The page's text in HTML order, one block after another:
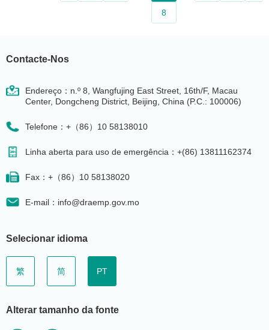
8
Contacte-Nos
Endereço：n.º 8, Wangfujing East Street, 16th/F, Macau
Center, Dongcheng District, Beijing, China (P.C.: 100006)
Telefone：+（86）10 58138010
Linha aberta para uso de emergência：+(86) 13811162374
Fax：+（86）10 58138020
E-mail：info@draemp.gov.mo
Selecionar idioma
繁 简 PT
Alterar tamanho da fonte